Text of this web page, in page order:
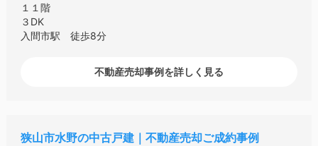
１１階
３DK
入間市駅 徒歩8分
不動産売却事例を詳しく見る
狭山市水野の中古戸建｜不動産売却ご成約事例